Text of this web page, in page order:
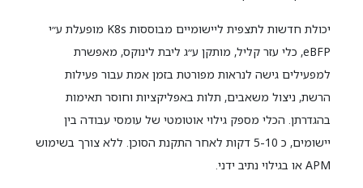
יכולת חדשות לתצפית ליישומיים מבוססות K8s מופעלת ע״י
eBFP, כלי עזר קליל, מותקן ע״ג ליבת לינוקס, מאפשרת
למפעילים גישה לנראות מפורטת בזמן אמת עבור פעילות
הרשת, ניצול משאבים, תלות באפליקציות וחוסר תאימות
בהגדרתן. הכלי מספק גילוי אוטומטי של עומסי עבודה בין
יישומים, כ 5-10 דקות לאחר התקנת הסוכן. ללא צורך בשימוש
APM או בגילוי נתיב ידני.